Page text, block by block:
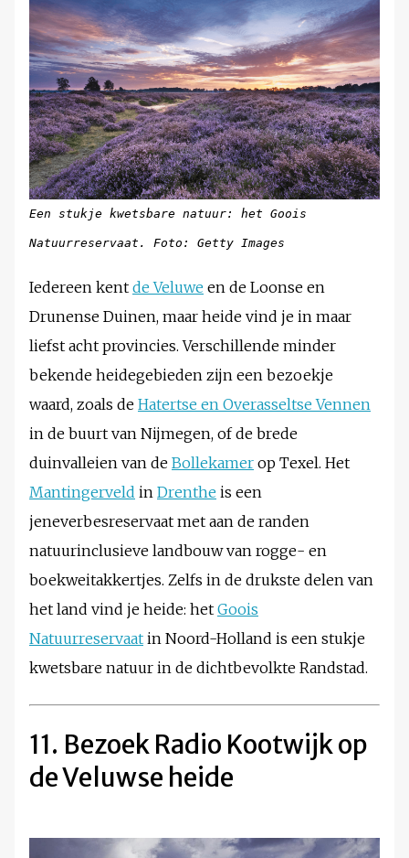
Een stukje kwetsbare natuur: het Goois
Natuurreservaat. Foto: Getty Images
Iedereen kent de Veluwe en de Loonse en
Drunense Duinen, maar heide vind je in maar
liefst acht provincies. Verschillende minder
bekende heidegebieden zijn een bezoekje
waard, zoals de Hatertse en Overasseltse Vennen
in de buurt van Nijmegen, of de brede
duinvalleien van de Bollekamer op Texel. Het
Mantingerveld in Drenthe is een
jeneverbesreservaat met aan de randen
natuurinclusieve landbouw van rogge- en
boekweitakkertjes. Zelfs in de drukste delen van
het land vind je heide: het Goois
Natuurreservaat in Noord-Holland is een stukje
kwetsbare natuur in de dichtbevolkte Randstad.
11. Bezoek Radio Kootwijk op
de Veluwse heide